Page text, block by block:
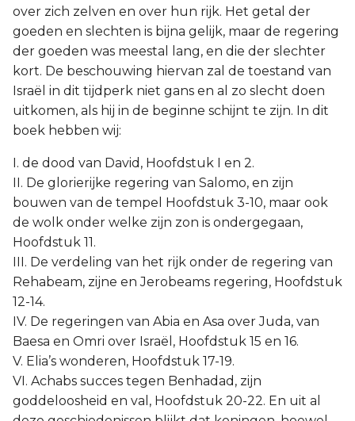
over zich zelven en over hun rijk. Het getal der
goeden en slechten is bijna gelijk, maar de regering
der goeden was meestal lang, en die der slechter
kort. De beschouwing hiervan zal de toestand van
Israël in dit tijdperk niet gans en al zo slecht doen
uitkomen, als hij in de beginne schijnt te zijn. In dit
boek hebben wij:
I. de dood van David, Hoofdstuk I en 2.
II. De glorierijke regering van Salomo, en zijn
bouwen van de tempel Hoofdstuk 3-10, maar ook
de wolk onder welke zijn zon is ondergegaan,
Hoofdstuk 11.
III. De verdeling van het rijk onder de regering van
Rehabeam, zijne en Jerobeams regering, Hoofdstuk
12-14.
IV. De regeringen van Abia en Asa over Juda, van
Baesa en Omri over Israël, Hoofdstuk 15 en 16.
V. Elia’s wonderen, Hoofdstuk 17-19.
VI. Achabs succes tegen Benhadad, zijn
goddeloosheid en val, Hoofdstuk 20-22. En uit al